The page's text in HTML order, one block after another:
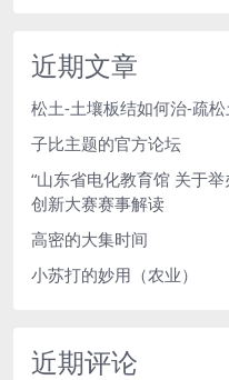
近期文章
松土-土壤板结如何治-疏松
子比主题的官方论坛
“山东省电化教育馆 关于
创新大赛赛事解读
高密的大集时间
小苏打的妙用（农业）
近期评论